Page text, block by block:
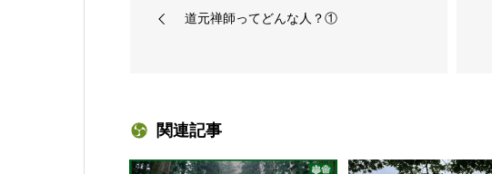
道元禅師ってどんな人？①
関連記事